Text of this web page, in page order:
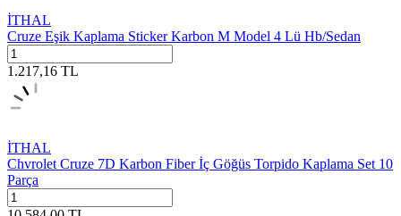
İTHAL
Cruze Eşik Kaplama Sticker Karbon M Model 4 Lü Hb/Sedan
1.217,16 TL
İTHAL
Chvrolet Cruze 7D Karbon Fiber İç Göğüs Torpido Kaplama Set 10
Parça